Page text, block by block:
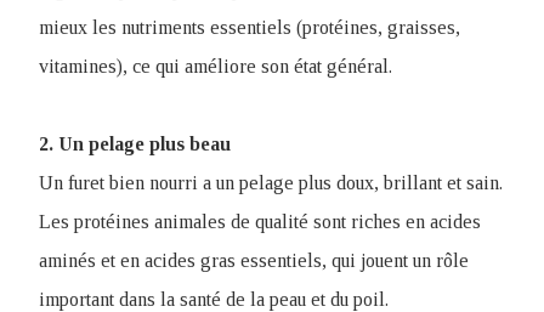
mieux les nutriments essentiels (protéines, graisses,
vitamines), ce qui améliore son état général.
2. Un pelage plus beau
Un furet bien nourri a un pelage plus doux, brillant et sain.
Les protéines animales de qualité sont riches en acides
aminés et en acides gras essentiels, qui jouent un rôle
important dans la santé de la peau et du poil.